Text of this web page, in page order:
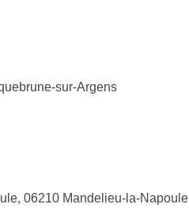
sur-Argens
06210 Mandelieu-la-Napoule